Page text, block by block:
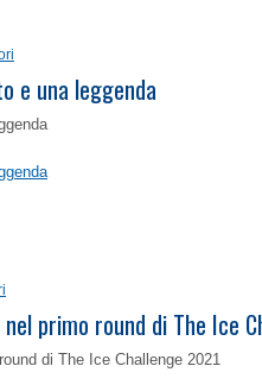
e una leggenda
primo round di The Ice
di The Ice Challenge 2021